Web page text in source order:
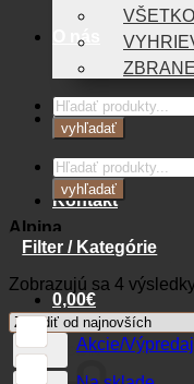
O nás
Blog
Kontakt
0,00€
Košík
Products
search
vyhľadať
Products
search
vyhľadať
Alpina
Filter / Kategórie
Zobrazujú sa 4
Akcie/Výpredaj